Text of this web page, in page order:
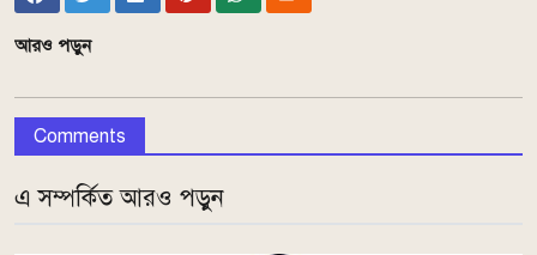
আরও পড়ুন
Comments
এ সম্পর্কিত আরও পড়ুন